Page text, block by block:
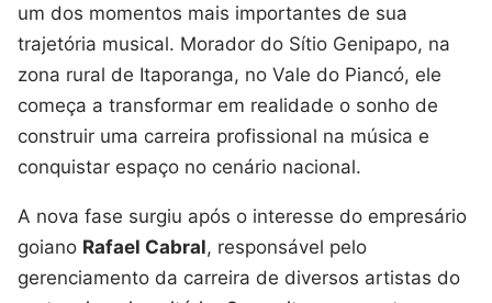
um dos momentos mais importantes de sua
trajetória musical. Morador do Sítio Genipapo, na
zona rural de Itaporanga, no Vale do Piancó, ele
começa a transformar em realidade o sonho de
construir uma carreira profissional na música e
conquistar espaço no cenário nacional.
A nova fase surgiu após o interesse do empresário
goiano Rafael Cabral, responsável pelo
gerenciamento da carreira de diversos artistas do